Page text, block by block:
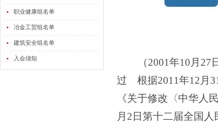
职业健康组名单
冶金工贸组名单
建筑安全组名单
入会须知
（2001年10月
过 根据2011年12月
《关于修改〈中华
月2日第十二届全国